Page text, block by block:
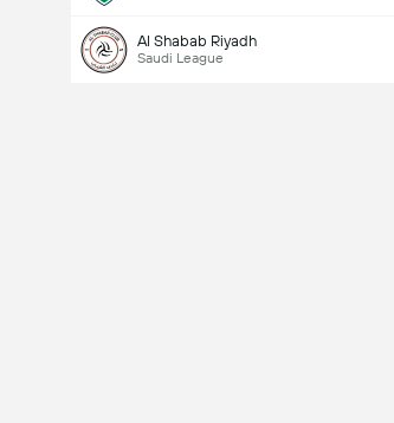
Al Shabab Riyadh
Saudi League